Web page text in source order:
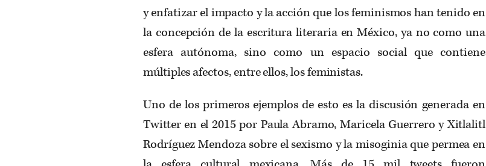
y enfatizar el impacto y la acción que los feminismos han tenido en
la concepción de la escritura literaria en México, ya no como una
esfera autónoma, sino como un espacio social que contiene
múltiples afectos, entre ellos, los feministas.
Uno de los primeros ejemplos de esto es la discusión generada en
Twitter en el 2015 por Paula Abramo, Maricela Guerrero y Xitlalitl
Rodríguez Mendoza sobre el sexismo y la misoginia que permea en